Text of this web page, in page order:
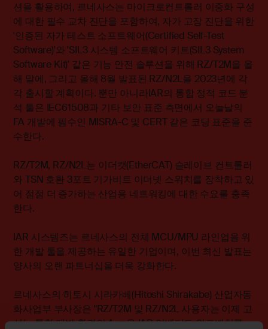
션을 활용하여, 르네사스는 마이크로컨트롤러 이중화 구성
에 대한 필수 교차 진단을 포함하여, 자가 고장 진단을 위한
'인증된 자가 테스트 소프트웨어(Certified Self-Test
Software)'와 'SIL3 시스템 소프트웨어 키트(SIL3 System
Software Kit)' 같은 기능 안전 솔루션을 위해 RZ/T2M을 올
해 말에, 그리고 올해 8월 발표된 RZ/N2L을 2023년에 각
각 출시할 계획이다. 뿐만 아니라IAR의 통합 정적 코드 분
석 툴은 IEC61508과 기타 보안 표준 측면에서 오늘날의
FA 개발에 필수인 MISRA-C 및 CERT 같은 코딩 표준을 준
수한다.
RZ/T2M, RZ/N2L는 이더캣(EtherCAT) 슬레이브 컨트롤러
와 TSN 호환 3포트 기가비트 이더넷 스위치를 장착하고 있
어 점점 더 증가하는 산업용 네트워킹에 대한 수요를 충족
한다.
IAR 시스템즈는 르네사스의 전체 MCU/MPU 라인업을 위
한 개발 툴을 제공하는 유일한 기업이며, 이번 최신 발표는
양사의 오랜 파트너십을 더욱 강화한다.
르네사스의 히토시 시라카베(Hitoshi Shirakabe) 산업자동
화사업부 부사장은 "RZ/T2M 및 RZ/N2L 사용자는 이제 고
성능 통합 개발 환경인 Arm용 IAR 임베디드 워크벤치를